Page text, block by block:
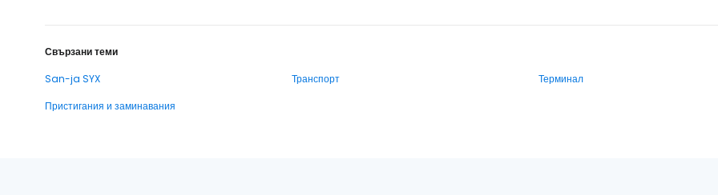
Свързани теми
San-ja SYX
Транспорт Терминал
Пристигания и заминавания